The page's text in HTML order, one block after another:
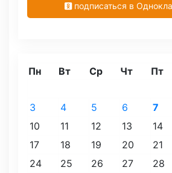
подписаться в
Пн Вт Ср Чт Пт
3
4 5 6 7
10
11 12 13 14
17
18 19 20 21
24
25 26 27 28